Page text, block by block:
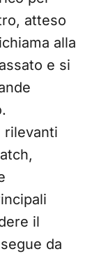
atteso
alla
e si
rilevanti
il
da